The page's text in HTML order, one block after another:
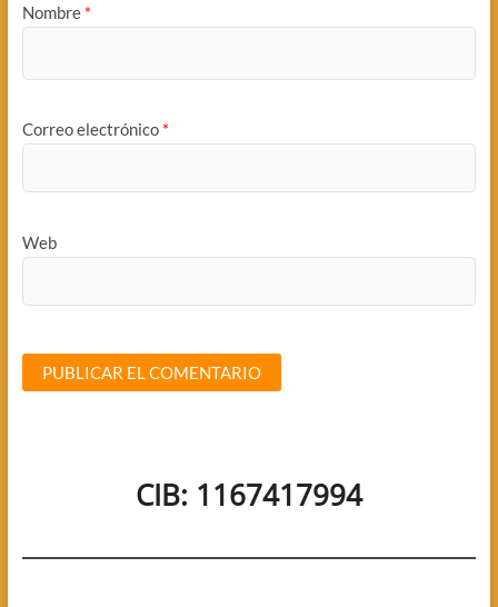
Nombre *
Correo electrónico *
Web
CIB: 1167417994